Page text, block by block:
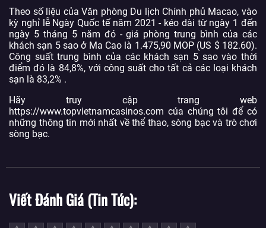
Theo số liệu của Văn phòng Du lịch Chính phủ Macao, vào
kỳ nghỉ lễ Ngày Quốc tế năm 2021 - kéo dài từ ngày 1 đến
ngày 5 tháng 5 năm đó - giá phòng trung bình của các
khách sạn 5 sao ở Ma Cao là 1.475,90 MOP (US $ 182.60).
Công suất trung bình của các khách sạn 5 sao vào thời
điểm đó là 84,8%, với công suất cho tất cả các loại khách
sạn là 83,2% .
Hãy truy cập trang web
https://www.topvietnamcasinos.com của chúng tôi để có
những thông tin mới nhất về thể thao, sòng bạc và trò chơi
sòng bạc.
Viết Đánh Giá (Tin Tức)